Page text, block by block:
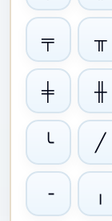
╤ ╥
╪ ╫
╰ ╱
╶ ╷